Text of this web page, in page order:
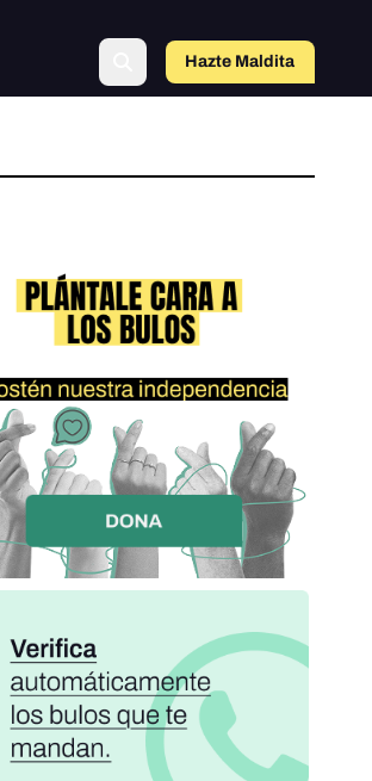
Hazte Maldita